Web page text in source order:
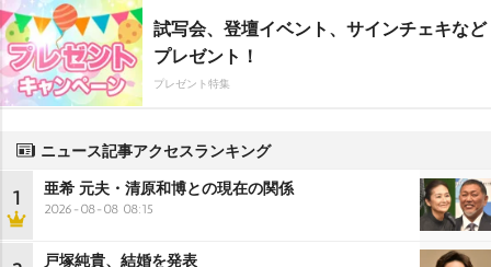
試写会、登壇イベント、サインチェキなど
プレゼント！
プレゼント特集
ニュース記事アクセスランキング
1 亜希 元夫・清原和博との現在の関係
2026-08-08 08:15
戸塚純貴、結婚を発表